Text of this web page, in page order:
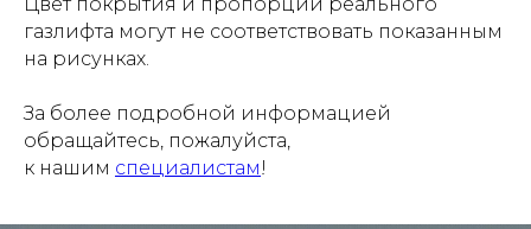
газлифта могут не соответствовать показанным
на рисунках.
За более подробной информацией
обращайтесь, пожалуйста,
к нашим специалистам!